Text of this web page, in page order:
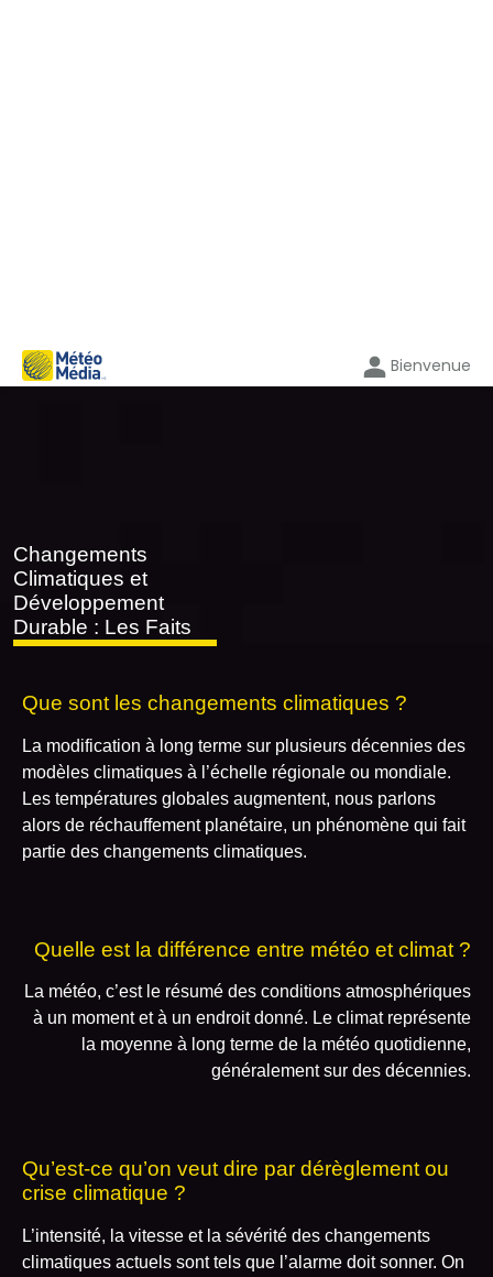
Bienvenue
Changements
Climatiques et
Développement
Durable : Les Faits
Que sont les changements climatiques ?
La modification à long terme sur plusieurs décennies des
modèles climatiques à l’échelle régionale ou mondiale.
Les températures globales augmentent, nous parlons
alors de réchauffement planétaire, un phénomène qui fait
partie des changements climatiques.
Quelle est la différence entre météo et climat ?
La météo, c’est le résumé des conditions atmosphériques
à un moment et à un endroit donné. Le climat représente
la moyenne à long terme de la météo quotidienne,
généralement sur des décennies.
Qu’est-ce qu’on veut dire par dérèglement ou
crise climatique ?
L’intensité, la vitesse et la sévérité des changements
climatiques actuels sont tels que l’alarme doit sonner. On